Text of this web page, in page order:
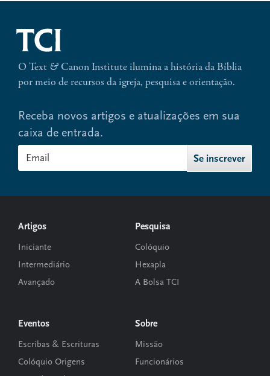
O Text &Canon Institute ilumina a história da Bíblia
por meio de recursos da igreja, pesquisa e orientação.
Receba novos artigos e atualizações em sua
caixa de entrada.
Footer
Artigos
Iniciante
Intermediário
Avançado
Pesquisa
Colóquio
Hexapla
A Bolsa TCI
Eventos
Escribas & Escrituras
Colóquio Origens
Sobre
Missão
Funcionários